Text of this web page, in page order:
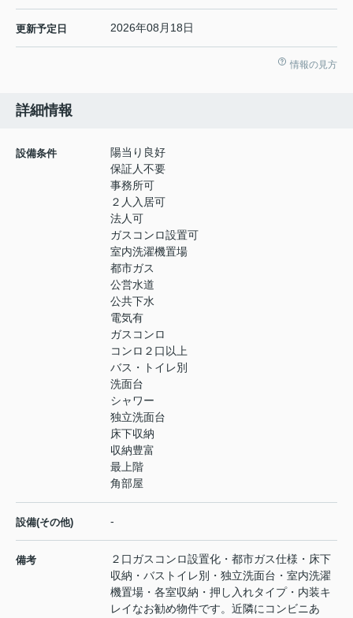
更新予定日 2026年08月18日
情報の見方
詳細情報
設備条件
陽当り良好
保証人不要
事務所可
２人入居可
法人可
ガスコンロ設置可
室内洗濯機置場
都市ガス
公営水道
公共下水
電気有
ガスコンロ
コンロ２口以上
バス・トイレ別
洗面台
シャワー
独立洗面台
床下収納
収納豊富
最上階
角部屋
設備(その他) -
備考
２口ガスコンロ設置化・都市ガス仕様・床下
収納・バストイレ別・独立洗面台・室内洗濯
機置場・各室収納・押し入れタイプ・内装キ
レイなお勧め物件です。近隣にコンビニあ